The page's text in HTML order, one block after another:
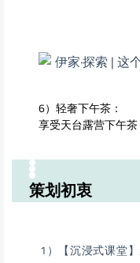
6）轻奢下午茶：
享受天台露营下午茶
策划初衷
1）【沉浸式课堂